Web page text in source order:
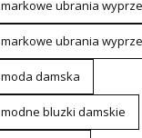
markowe ubrania
markowe ubrania
moda damska
modne bluzki damskie